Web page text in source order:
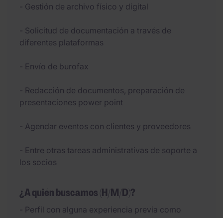
- Gestión de archivo físico y digital
- Solicitud de documentación a través de
diferentes plataformas
- Envío de burofax
- Redacción de documentos, preparación de
presentaciones power point
- Agendar eventos con clientes y proveedores
- Entre otras tareas administrativas de soporte a
los socios
¿A quién buscamos (H/M/D)?
- Perfil con alguna experiencia previa como